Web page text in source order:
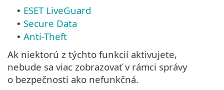
• ESET LiveGuard
• Secure Data
• Anti-Theft
Ak niektorú z týchto funkcií aktivujete,
nebude sa viac zobrazovať v rámci správy
o bezpečnosti ako nefunkčná.